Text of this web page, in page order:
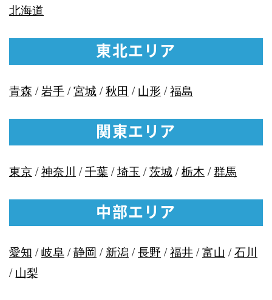
北海道
東北エリア
青森 /岩手/宮城/秋田 /山形 /福島
関東エリア
東京/神奈川 /千葉/埼玉 /茨城/栃木 /群馬
中部エリア
愛知 /岐阜/静岡 /新潟 /長野 /福井/富山 /石川
/山梨